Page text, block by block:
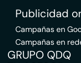
Publicidad
Campañas en
Campañas en
GRUPO QDQ